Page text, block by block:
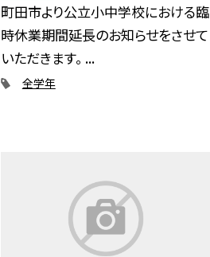
町田市より公立小中学校における臨
時休業期間延長のお知らせをさせて
いただきます。 ...
全学年